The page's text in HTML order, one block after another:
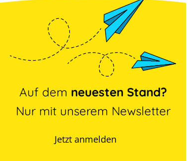
Auf dem neuesten Stand?
Nur mit unserem Newsletter
Jetzt anmelden